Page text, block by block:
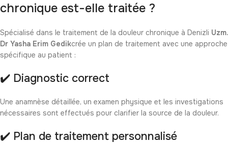
chronique est-elle traitée ?
Spécialisé dans le traitement de la douleur chronique à Denizli Uzm.
Dr Yasha Erim Gedikcrée un plan de traitement avec une approche
spécifique au patient :
✔️ Diagnostic correct
Une anamnèse détaillée, un examen physique et les investigations
nécessaires sont effectués pour clarifier la source de la douleur.
✔️ Plan de traitement personnalisé